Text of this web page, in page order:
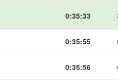
0:35:33
0:35:55
0:35:56